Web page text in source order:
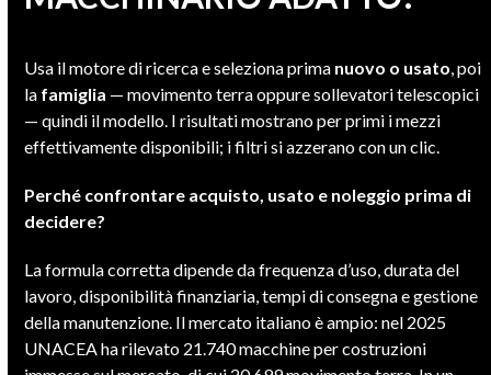
Usa il motore di ricerca e seleziona prima nuovo o usato, poi
la famiglia — movimento terra oppure sollevatori telescopici
— quindi il modello. I risultati mostrano per primi i mezzi
effettivamente disponibili; i filtri si azzerano con un clic.
Perché confrontare acquisto, usato e noleggio prima di
decidere?
La formula corretta dipende da frequenza d’uso, durata del
lavoro, disponibilità finanziaria, tempi di consegna e gestione
della manutenzione. Il mercato italiano è ampio: nel 2025
UNACEA ha rilevato 21.740 macchine per costruzioni